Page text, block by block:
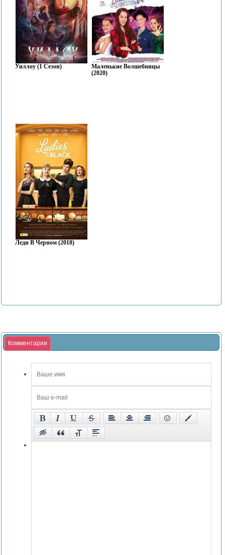
Уиллоу (1 Сезон)
Маленькие Волшебницы
(2020)
Леди В Черном (2018)
Комментарии